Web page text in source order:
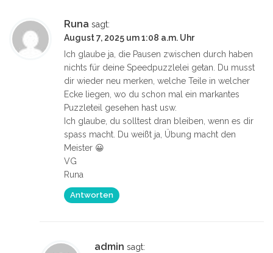
Runa sagt:
August 7, 2025 um 1:08 a.m. Uhr
Ich glaube ja, die Pausen zwischen durch haben
nichts für deine Speedpuzzlelei getan. Du musst
dir wieder neu merken, welche Teile in welcher
Ecke liegen, wo du schon mal ein markantes
Puzzleteil gesehen hast usw.
Ich glaube, du solltest dran bleiben, wenn es dir
spass macht. Du weißt ja, Übung macht den
Meister 😀
VG
Runa
Antworten
admin sagt: